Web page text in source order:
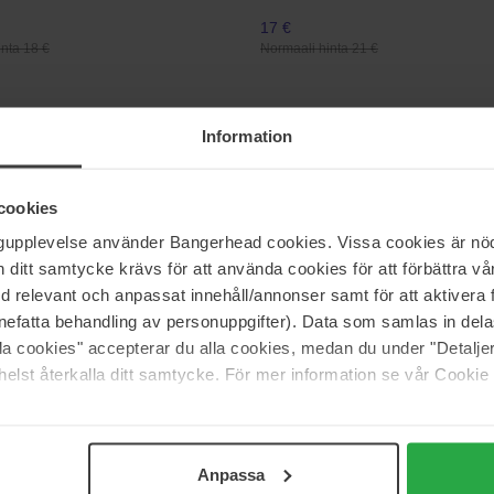
Information
använder Bangerhead cookies. Vissa cookies är
ditt samtycke krävs för att använda cookies för att förbättra
relevant och anpassat innehåll/annonser samt för att aktivera
behandling av personuppgifter). Data som samlas in
cookies" accepterar du alla cookies, medan du under
återkalla ditt samtycke. För mer information se vår
Anpassa
18 €
17 €
Normaali hinta 21 €
Volume 38°C Sheer Finish Loose Powder
MAC Cosmetics
5.6 g
Sivu 1/81